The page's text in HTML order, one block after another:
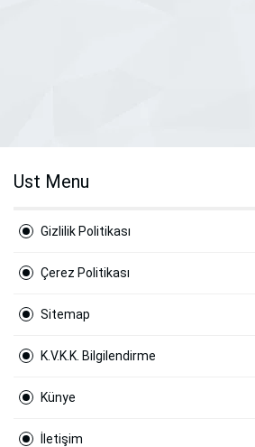
Ust Menu
Gizlilik Politikası
Çerez Politikası
Sitemap
K.V.K.K. Bilgilendirme
Künye
İletişim